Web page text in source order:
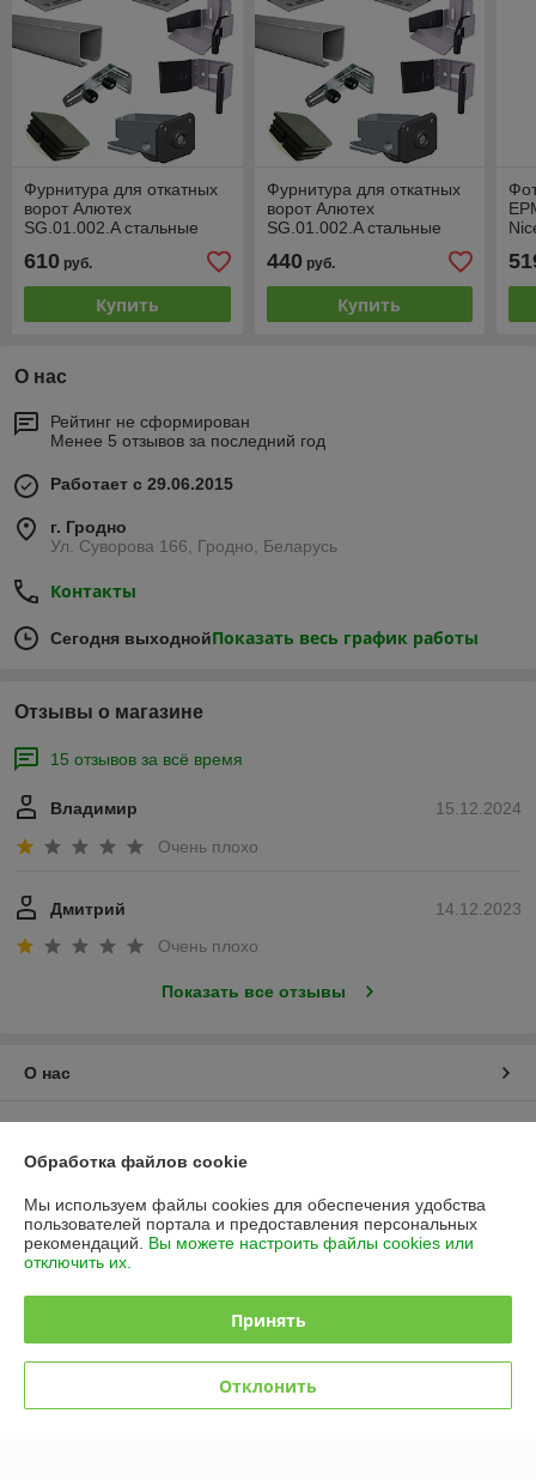
Фурнитура для откатных
ворот Алютех
SG.01.002.A стальные
610 руб.
Купить
Фурнитура для откатных
ворот Алютех
SG.01.002.A стальные
ролики шина 5,3 м 450 кг
440руб.
Купить
О нас
Рейтинг не сформирован
Менее 5 отзывов за последний год
Работает с 29.06.2015
г. Гродно
Ул. Суворова 166, Гродно, Беларусь
Контакты
Сегодня выходнойПоказать весь график работы
Отзывы о магазине
15 отзывов за всё время
15.12.2024
Владимир
Очень плохо
14.12.2023
Дмитрий
Очень плохо
Показать все отзывы
О нас
График работы
Полная версия сайта
Сайт создан на платформе Deal.by
Обработка файлов cookie
Мы используем файлы cookies для обеспечения удобства
пользователей портала и предоставления персональных
рекомендаций. Вы можете настроить файлы cookies или
отключить их.
Принять
Отклонить